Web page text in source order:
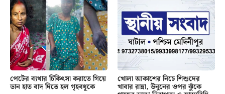
পেটের ব্যথার চিকিৎসা করাতে গিয়ে
ডান হাত বাদ দিতে হল গৃহবধূকে
খোলা আকাশের নিচে শিশুদের
খাবার রান্না, উনুনের ওপর ঝুঁকে